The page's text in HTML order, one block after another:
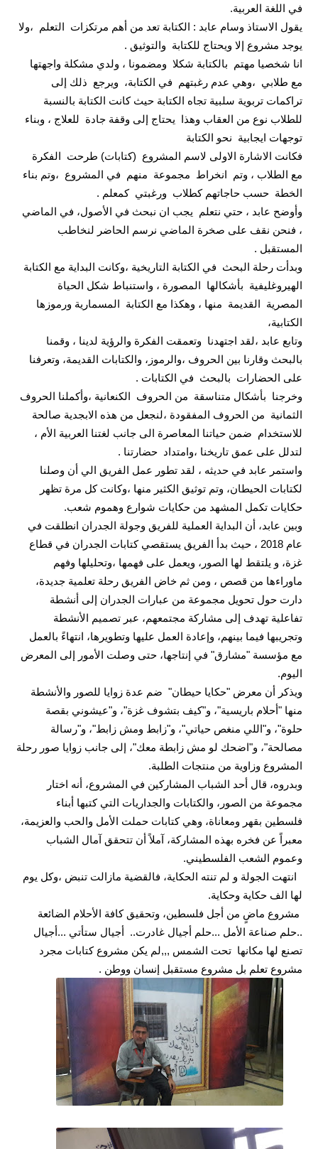
في اللغة العربية.
يقول الاستاذ وسام عابد : الكتابة تعد من أهم مرتكزات التعلم
،ولا
يوجد مشروع إلا ويحتاج للكتابة والتوثيق .
انا شخصيا مهتم
بالكتابة شكلا ومضمونا ، ولدي مشكلة واجهتها
مع طلابي ،وهي عدم رغبتهم في الكتابة، ويرجع ذلك إلى
تراكمات تربوية سلبية تجاه الكتابة حيث كانت الكتابة بالنسبة
للطلاب نوع من العقاب وهذا يحتاج إلى وقفة جادة للعلاج ، وبناء
توجهات ايجابية نحو الكتابة
فكانت الاشارة الاولى لاسم المشروع (كتابات) طرحت الفكرة
مع الطلاب ، وتم
انخراط مجموعة منهم في المشروع ،وتم بناء
الخطة حسب حاجاتهم كطلاب ورغبتي كمعلم .
وأوضح عابد ، حتي نتعلم
يجب ان نبحث في الأصول، في الماضي
، فنحن نقف على صخرة الماضي نرسم الحاضر لنخاطب
المستقبل .
وبدأت رحلة البحث في الكتابة التاريخية ،وكانت البداية مع الكتابة
الهيروغليفية بأشكالها المصورة ، واستنباط شكل الحياة
المصرية القديمة منها ، وهكذا مع الكتابة المسمارية ورموزها
الكتابية،
وتابع عابد ،لقد اجتهدنا وتعمقت الفكرة والرؤية لدينا ، وقمنا
بالبحث وقارنا بين الحروف ،والرموز، والكتابات القديمة، وتعرفنا
على الحضارات بالبحث في الكتابات .
وخرجنا بأشكال متناسقة من الحروف الكنعانية ،وأكملنا الحروف
الثمانية من الحروف المفقودة ،لنجعل من هذه الابجدية صالحة
للاستخدام ضمن حياتنا المعاصرة الى جانب لغتنا العربية الأم ،
لتدلل على عمق تاريخنا ،وامتداد حضارتنا .
واستمر عابد في حديثه ، لقد تطور عمل الفريق الي أن وصلنا
لكتابات الحيطان، وتم توثيق الكثير منها ،وكانت كل مرة تظهر
حكايات تكمل المشهد من حكايات شوارع وهموم شعب.
وبين عابد، أن البداية العملية للفريق وجولة الجدران انطلقت في
عام 2018 ، حيث بدأ الفريق يستقصي كتابات الجدران في قطاع
غزة، و يلتقط لها الصور، ويعمل على فهمها ،وتحليلها وفهم
ماوراءها من قصص ، ومن ثم خاض الفريق رحلة تعلمية جديدة،
دارت حول تحويل مجموعة من عبارات الجدران إلى أنشطة
تفاعلية تهدف إلى مشاركة مجتمعهم، عبر تصميم الأنشطة
وتجريبها فيما بينهم، وإعادة العمل عليها وتطويرها، انتهاءً بالعمل
مع مؤسسة "مشارق" في إنتاجها، حتى وصلت الأمور إلى المعرض
اليوم.
ويذكر أن معرض "حكايا حيطان" ضم عدة زوايا للصور والأنشطة
منها "أحلام باريسية"، و"كيف بتشوف غزة"، و"عيشوني بقصة
حلوة"، و"اللي منغص حياتي"، و"زابط ومش زابط"، و"رسالة
مصالحة"، و"اضحك لو مش زابطة معك"، إلى جانب زوايا صور رحلة
المشروع وزاوية من منتجات الطلبة.
وبدروه، قال أحد الشباب المشاركين في المشروع، أنه اختار
مجموعة من الصور، والكتابات والجداريات التي كتبها أبناء
فلسطين بقهر ومعاناة، وهي كتابات حملت الأمل والحب والعزيمة،
معبراً عن فخره بهذه المشاركة، آملاً أن تتحقق آمال الشباب
وعموم الشعب الفلسطيني.
انتهت الجولة و لم تنته الحكاية، فالقضية مازالت تنبض ،وكل يوم
لها الف حكاية وحكاية.
مشروع ماضٍ من أجل فلسطين، وتحقيق كافة الأحلام الضائعة
..حلم صناعة الأمل ...حلم أجيال غادرت.. أجيال ستأتي ...أجيال
تصنع لها مكانها تحت الشمس ,,,لم يكن مشروع كتابات مجرد
مشروع تعلم بل مشروع مستقبل إنسان ووطن .